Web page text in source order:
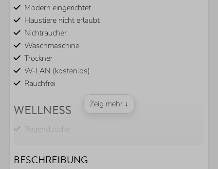
Modern eingerichtet
Haustiere nicht erlaubt
Nichtraucher
Waschmaschine
Trockner
W-LAN (kostenlos)
Rauchfrei
WELLNESS
Regendusche
BADEZIMMER
Zeig mehr ↓
BESCHREIBUNG